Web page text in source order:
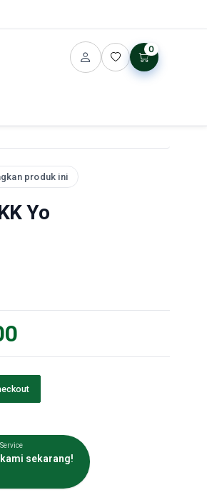
0
produk ini
Yo
sekarang!